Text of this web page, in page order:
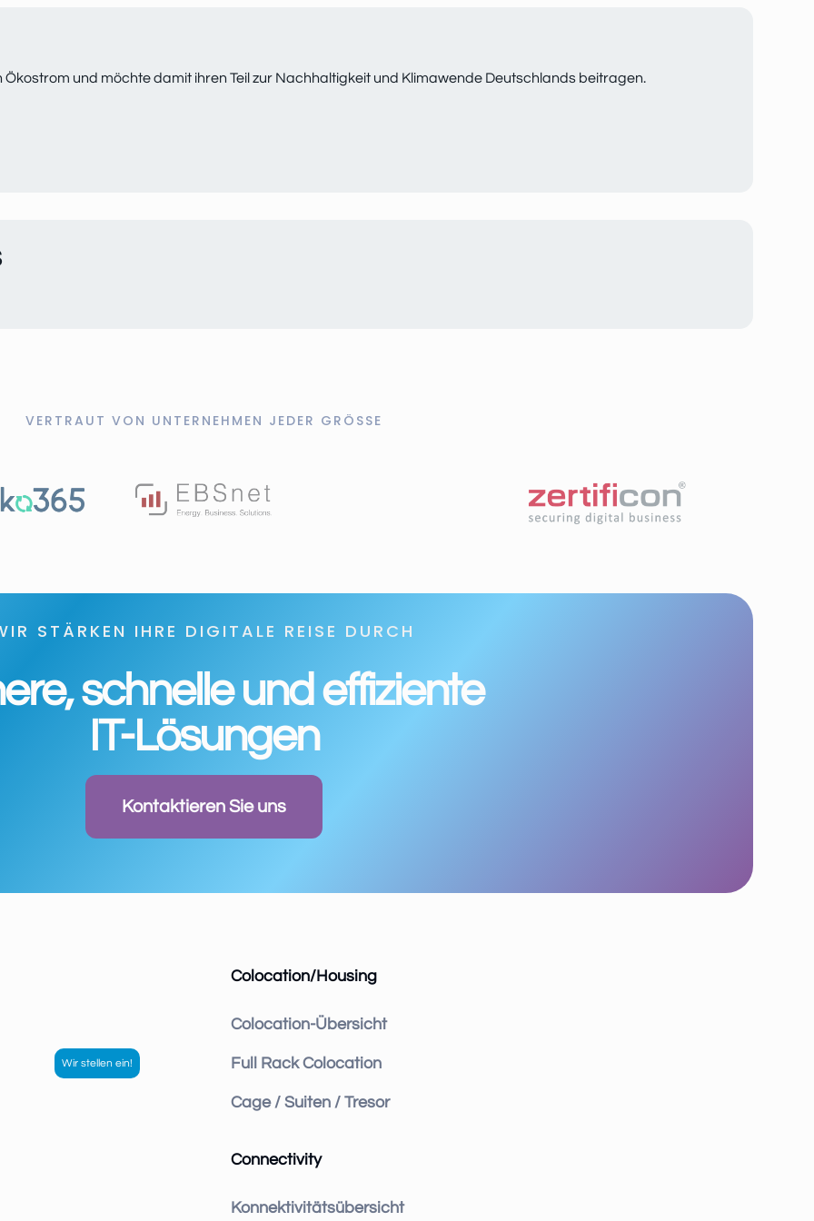
Ökostrom und möchte damit ihren Teil zur Nachhaltigkeit und Klimawende Deutschlands beitragen.
VERTRAUT VON UNTERNEHMEN JEDER GRÖSSE
STÄRKEN IHRE DIGITALE REISE DURCH
schnelle und effiziente
IT-Lösungen
Kontaktieren Sie uns
Colocation/Housing
Colocation-Übersicht
Full Rack Colocation
Cage / Suiten / Tresor
Connectivity
Konnektivitätsübersicht